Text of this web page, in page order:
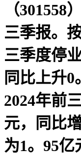
（301558
三季报。
三季度停
同比上升
2024年前
元，同比
为1。95亿